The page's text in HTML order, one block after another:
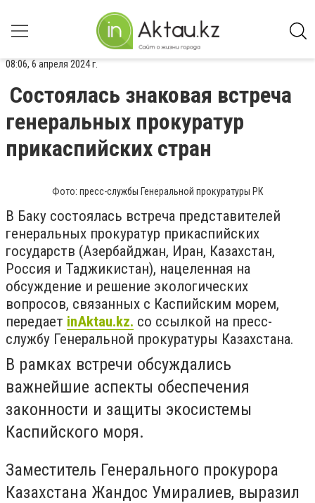
08:06, 6 апреля 2024 г.
Состоялась знаковая встреча
генеральных прокуратур
прикаспийских стран
Фото: пресс-службы Генеральной прокуратуры РК
В Баку состоялась встреча представителей
генеральных прокуратур прикаспийских
государств (Азербайджан, Иран, Казахстан,
Россия и Таджикистан), нацеленная на
обсуждение и решение экологических
вопросов, связанных с Каспийским морем,
передает inAktau.kz. со ссылкой на пресс-
службу Генеральной прокуратуры Казахстана.
В рамках встречи обсуждались
важнейшие аспекты обеспечения
законности и защиты экосистемы
Каспийского моря.
Заместитель Генерального прокурора
Казахстана Жандос Умиралиев, выразил